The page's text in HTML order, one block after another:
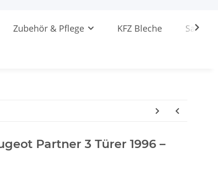
Zubehör & Pflege KFZ Bleche
Partner 3 Türer 1996 –